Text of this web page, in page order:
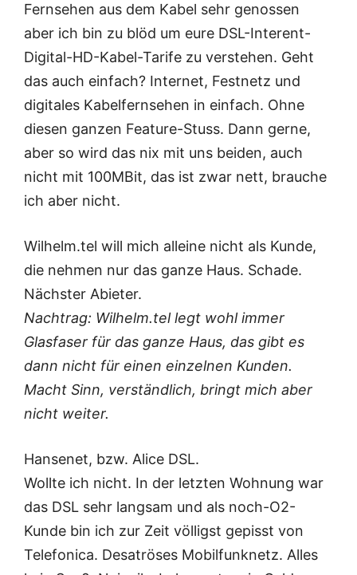
Fernsehen aus dem Kabel sehr genossen
aber ich bin zu blöd um eure DSL-Interent-
Digital-HD-Kabel-Tarife zu verstehen. Geht
das auch einfach? Internet, Festnetz und
digitales Kabelfernsehen in einfach. Ohne
diesen ganzen Feature-Stuss. Dann gerne,
aber so wird das nix mit uns beiden, auch
nicht mit 100MBit, das ist zwar nett, brauche
ich aber nicht.
Wilhelm.tel will mich alleine nicht als Kunde,
die nehmen nur das ganze Haus. Schade.
Nächster Abieter.
Nachtrag: Wilhelm.tel legt wohl immer
Glasfaser für das ganze Haus, das gibt es
dann nicht für einen einzelnen Kunden.
Macht Sinn, verständlich, bringt mich aber
nicht weiter.
Hansenet, bzw. Alice DSL.
Wollte ich nicht. In der letzten Wohnung war
das DSL sehr langsam und als noch-O2-
Kunde bin ich zur Zeit völligst gepisst von
Telefonica. Desatröses Mobilfunknetz. Alles